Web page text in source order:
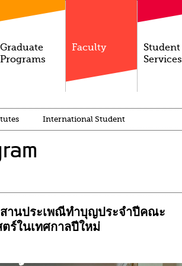
Graduate
Programs
Faculty
Student
Services
International Student
สานประเพณีทำบุญประจำปีคณะ
ร์ในเทศกาลปีใหม่